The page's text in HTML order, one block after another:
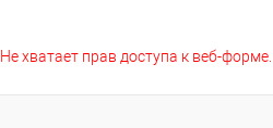
Не хватает прав доступа к веб-форме.